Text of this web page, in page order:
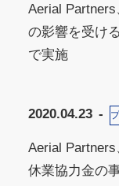
Aerial
の影響を受け
で実施
2020.04.23
Aerial
休業協力金の